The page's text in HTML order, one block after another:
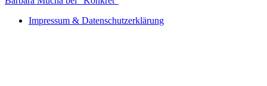
Impressum & Datenschutzerklärung